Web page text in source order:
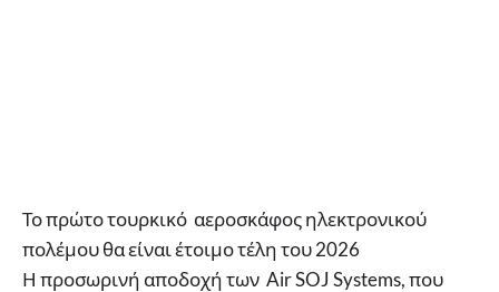
Το πρώτο τουρκικό αεροσκάφος ηλεκτρονικού
πολέμου θα είναι έτοιμο τέλη του 2026
Η προσωρινή αποδοχή των Air SOJ Systems, που